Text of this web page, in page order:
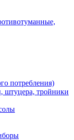
потребления)
штуцера, тройники